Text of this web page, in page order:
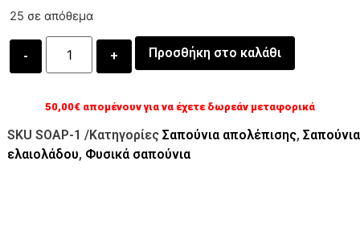
25 σε απόθεμα
Προσθήκη στο καλάθι
50,00€ απομένουν για να έχετε δωρεάν μεταφορικά
SKU SOAP-1 /Κατηγορίες Σαπούνια απολέπισης, Σαπούνια
ελαιολάδου, Φυσικά σαπούνια